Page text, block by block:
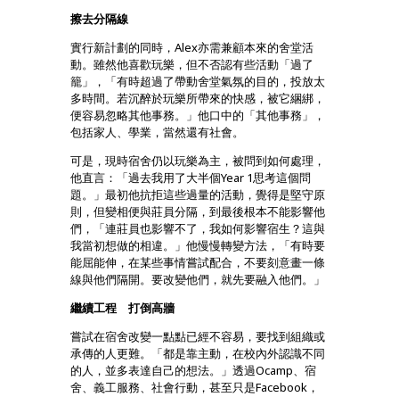
擦去分隔線
實行新計劃的同時，Alex亦需兼顧本來的舍堂活
動。雖然他喜歡玩樂，但不否認有些活動「過了
籠」，「有時超過了帶動舍堂氣氛的目的，投放太
多時間。若沉醉於玩樂所帶來的快感，被它綑綁，
便容易忽略其他事務。」他口中的「其他事務」，
包括家人、學業，當然還有社會。
可是，現時宿舍仍以玩樂為主，被問到如何處理，
他直言：「過去我用了大半個Year 1思考這個問
題。」最初他抗拒這些過量的活動，覺得是堅守原
則，但變相便與莊員分隔，到最後根本不能影響他
們，「連莊員也影響不了，我如何影響宿生？這與
我當初想做的相違。」他慢慢轉變方法，「有時要
能屈能伸，在某些事情嘗試配合，不要刻意畫一條
線與他們隔開。要改變他們，就先要融入他們。」
繼續工程 打倒高牆
嘗試在宿舍改變一點點已經不容易，要找到組織或
承傳的人更難。「都是靠主動，在校內外認識不同
的人，並多表達自己的想法。」透過Ocamp、宿
舍、義工服務、社會行動，甚至只是Facebook，